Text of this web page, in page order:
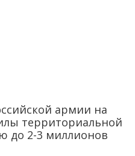
армии на
территориальной
до 2-3 миллионов